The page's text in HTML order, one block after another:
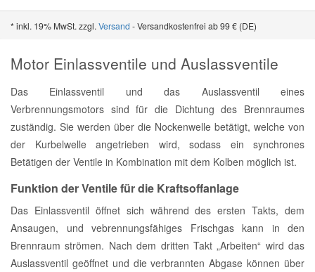
* inkl. 19% MwSt. zzgl. Versand - Versandkostenfrei ab 99 € (DE)
Motor Einlassventile und Auslassventile
Das Einlassventil und das Auslassventil eines
Verbrennungsmotors sind für die Dichtung des Brennraumes
zuständig. Sie werden über die Nockenwelle betätigt, welche von
der Kurbelwelle angetrieben wird, sodass ein synchrones
Betätigen der Ventile in Kombination mit dem Kolben möglich ist.
Funktion der Ventile für die Kraftsoffanlage
Das Einlassventil öffnet sich während des ersten Takts, dem
Ansaugen, und vebrennungsfähiges Frischgas kann in den
Brennraum strömen. Nach dem dritten Takt „Arbeiten“ wird das
Auslassventil geöffnet und die verbrannten Abgase können über